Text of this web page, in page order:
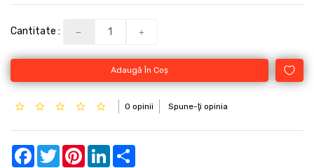
Cantitate :
Adaugă În Coş
0 opinii Spune-ţi opinia
Facebook
TwitterPinterestLinkedIn